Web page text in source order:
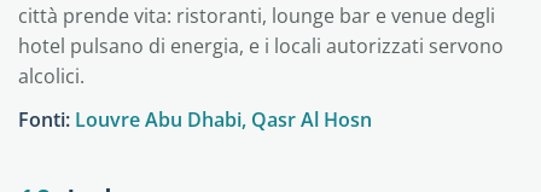
città prende vita: ristoranti, lounge bar e venue degli
hotel pulsano di energia, e i locali autorizzati servono
alcolici.
Fonti: Louvre Abu Dhabi, Qasr Al Hosn